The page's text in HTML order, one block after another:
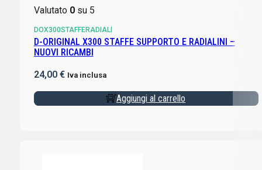
Valutato 0su 5
DOX300STAFFERADIALI
D-ORIGINAL X300 STAFFE SUPPORTO E RADIALINI –
NUOVI RICAMBI
24,00 € Iva inclusa
Aggiungi al carrello